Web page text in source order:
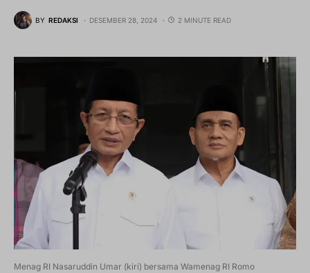
BY REDAKSI DESEMBER 28, 2024 2 MINUTE READ
Menag RI Nasaruddin Umar (kiri) bersama Wamenag RI Romo